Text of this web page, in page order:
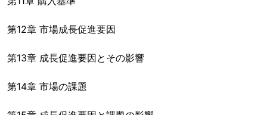
第12章 市場成長促進要因
第13章 成長促進要因とその影響
第14章 市場の課題